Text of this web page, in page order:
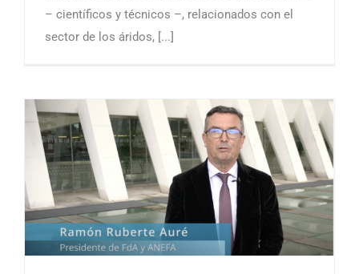
– científicos y técnicos –, relacionados con el
sector de los áridos, [...]